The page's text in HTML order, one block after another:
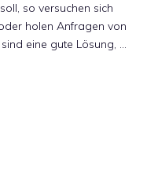
so versuchen sich
holen Anfragen von
eine gute Lösung, …